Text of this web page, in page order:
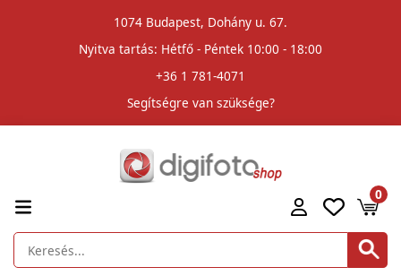
1074 Budapest, Dohány u. 67.
Nyitva tartás: Hétfő - Péntek 10:00 - 18:00
+36 1 781-4071
Segítségre van szüksége?
0